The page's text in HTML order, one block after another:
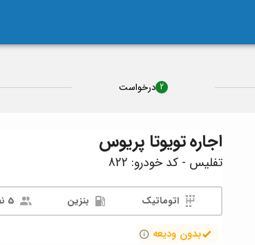
2 درخواست
اجارهتویوتا پریوس
تفلیس - کد خودرو: 822
اتوماتیک بنزین
بدون ودیعه